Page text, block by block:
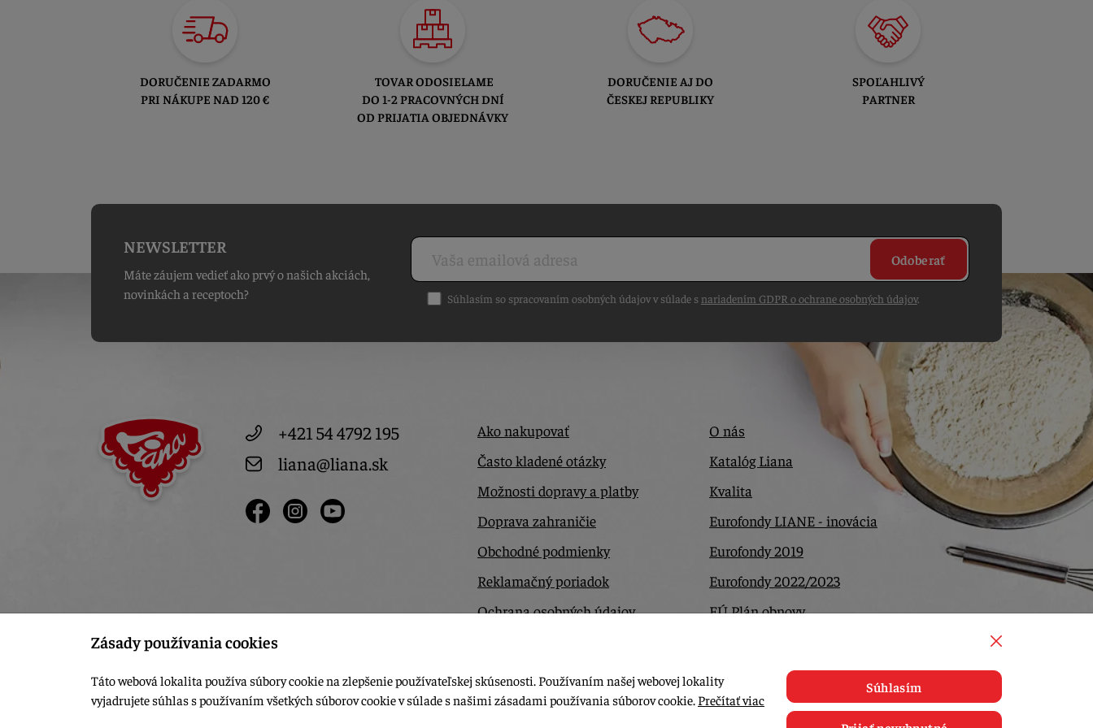
DORUČENIE ZADARMO
PRI NÁKUPE NAD 120 €
TOVAR ODOSIELAME
DO 1-2 PRACOVNÝCH DNÍ
OD PRIJATIA OBJEDNÁVKY
DORUČENIE AJ DO
ČESKEJ REPUBLIKY
SPOĽAHLIVÝ
PARTNER
NEWSLETTER
Máte záujem vedieť ako prvý o našich akciách,
novinkách a receptoch?
Odoberať
Súhlasím so spracovaním osobných údajov v súlade snariadením GDPR o ochrane osobných údajov.
+421 54 4792 195
liana@liana.sk
Ako nakupovať
Často kladené otázky
Možnosti dopravy a platby
Doprava zahraničie
Obchodné podmienky
Reklamačný poriadok
Ochrana osobných údajov
O nás
Katalóg Liana
Kvalita
Eurofondy LIANE - inovácia
Eurofondy 2019
Eurofondy 2022/2023
EÚ Plán obnovy
Zásady používania cookies
Táto webová lokalita používa súbory cookie na zlepšenie používateľskej skúsenosti. Používaním našej webovej lokality
vyjadrujete súhlas s používaním všetkých súborov cookie v súlade s našimi zásadami používania súborov cookie. Prečítať viac
Súhlasím